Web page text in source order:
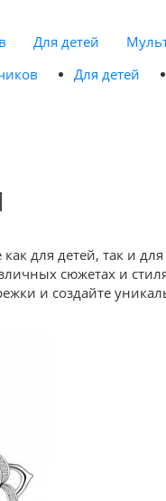
Для детей
Для детей
как для детей, так и
сюжетах и
и создайте